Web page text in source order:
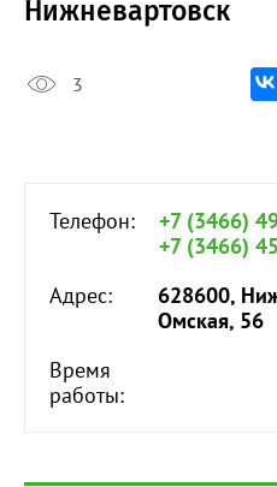
Нижневартовск
3
Телефон:
+7 (3466)
+7 (3466)
Адрес:
628600,
Омская, 56
Время
работы: